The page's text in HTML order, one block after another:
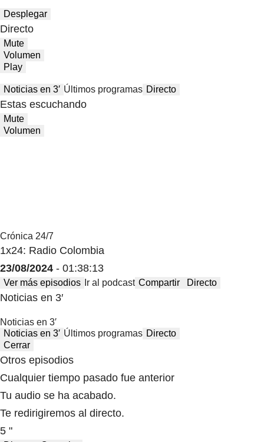
Desplegar
Directo
Mute
Volumen
Play
Noticias en 3′ Últimos programas
Estas escuchando
Mute
Crónica 24/7
1x24: Radio Colombia
23/08/2024- 01:38:13
Ver más episodios
Noticias en 3′
Noticias en 3′
Noticias en 3′
Cerrar
Otros episodios
Cualquier tiempo pasado fue anterior
Tu audio se ha acabado.
Te redirigiremos al directo.